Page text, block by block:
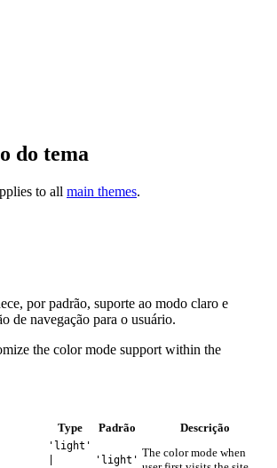
do tema
to all main themes.
por padrão, suporte ao modo claro e
de navegação para o usuário.
the color mode support within the
Type Padrão Descrição
'light'
'light'
The color mode when